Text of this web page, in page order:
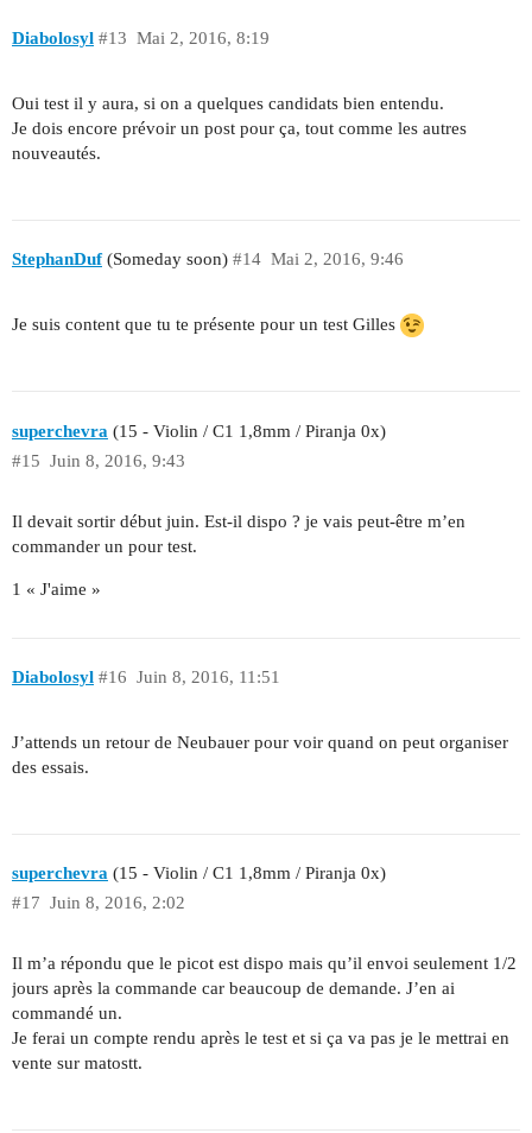
Diabolosyl Mai 2, 2016, 8:19
#13
Oui test il y aura, si on a quelques candidats bien entendu.
Je dois encore prévoir un post pour ça, tout comme les autres
nouveautés.
StephanDuf(Someday soon) Mai 2, 2016, 9:46
#14
Je suis content que tu te présente pour un test Gilles
superchevra (15 - Violin / C1 1,8mm / Piranja 0x)
Juin 8, 2016, 9:43
#15
Il devait sortir début juin. Est-il dispo ? je vais peut-être m’en
commander un pour test.
1 « J'aime »
Diabolosyl Juin 8, 2016, 11:51
#16
J’attends un retour de Neubauer pour voir quand on peut organiser
des essais.
superchevra (15 - Violin / C1 1,8mm / Piranja 0x)
Juin 8, 2016, 2:02
#17
Il m’a répondu que le picot est dispo mais qu’il envoi seulement 1/2
jours après la commande car beaucoup de demande. J’en ai
commandé un.
Je ferai un compte rendu après le test et si ça va pas je le mettrai en
vente sur matostt.